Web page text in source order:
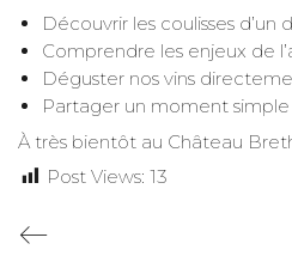
Découvrir les coulisses d’un
Comprendre les enjeux de
Déguster nos vins
Partager un moment
À très bientôt au Château
Post Views: 13